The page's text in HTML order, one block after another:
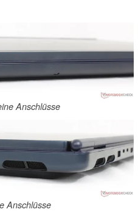
Anschlüsse
Anschlüsse